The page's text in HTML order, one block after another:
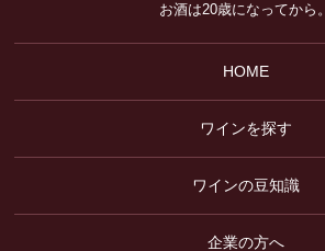
お酒は20歳になってから。
HOME
ワインを探す
ワインの豆知識
企業の方へ